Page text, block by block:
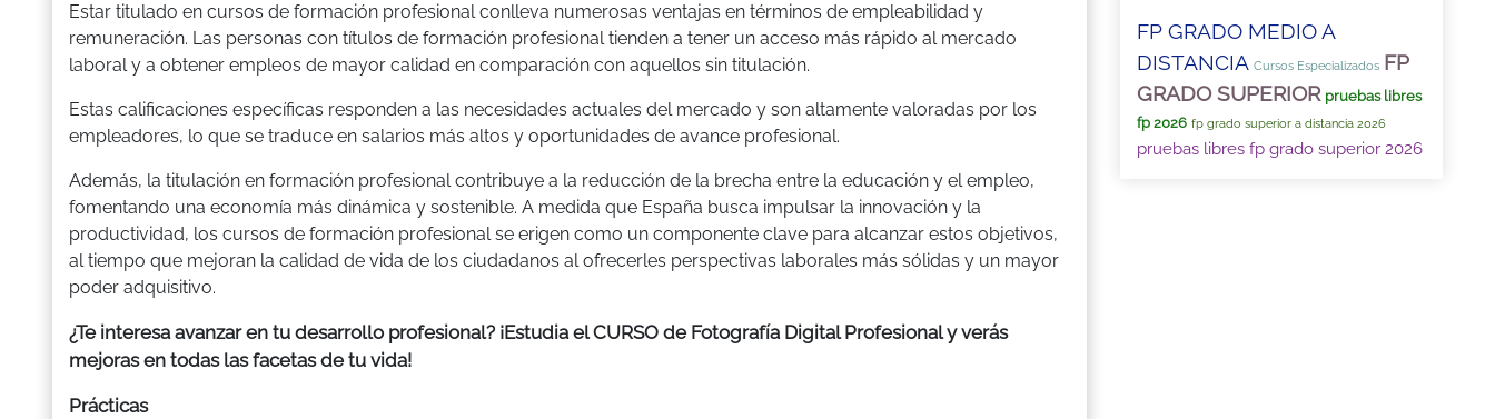
Estar titulado en cursos de formación profesional conlleva numerosas ventajas en términos de empleabilidad y
remuneración. Las personas con títulos de formación profesional tienden a tener un acceso más rápido al mercado
laboral y a obtener empleos de mayor calidad en comparación con aquellos sin titulación.
Estas calificaciones específicas responden a las necesidades actuales del mercado y son altamente valoradas por los
empleadores, lo que se traduce en salarios más altos y oportunidades de avance profesional.
Además, la titulación en formación profesional contribuye a la reducción de la brecha entre la educación y el empleo,
fomentando una economía más dinámica y sostenible. A medida que España busca impulsar la innovación y la
productividad, los cursos de formación profesional se erigen como un componente clave para alcanzar estos objetivos,
al tiempo que mejoran la calidad de vida de los ciudadanos al ofrecerles perspectivas laborales más sólidas y un mayor
poder adquisitivo.
¿Te interesa avanzar en tu desarrollo profesional? ¡Estudia el CURSO de Fotografía Digital Profesional y verás
mejoras en todas las facetas de tu vida!
Prácticas
FP GRADO MEDIO A
DISTANCIA Cursos Especializados FP
GRADO SUPERIOR pruebas libres
fp 2026 fp grado superior a distancia 2026
pruebas libres fp grado superior 2026